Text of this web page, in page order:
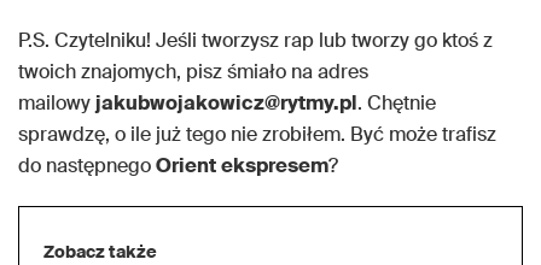
P.S. Czytelniku! Jeśli tworzysz rap lub tworzy go ktoś z
twoich znajomych, pisz śmiało na adres
mailowyjakubwojakowicz@rytmy.pl. Chętnie
sprawdzę, o ile już tego nie zrobiłem. Być może trafisz
do następnegoOrientekspresem?
Zobacz także